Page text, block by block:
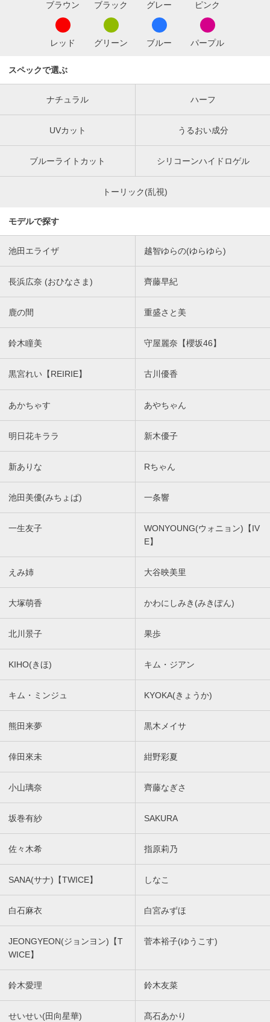
ブラウン ブラック グレー ピンク
レッド グリーン ブルー パープル
スペックで選ぶ
ナチュラル ハーフ
UVカット うるおい成分
ブルーライトカット シリコーンハイドロゲル
トーリック(乱視)
モデルで探す
池田エライザ 越智ゆらの(ゆらゆら)
長浜広奈 (おひなさま) 齊藤早紀
鹿の間 重盛さと美
鈴木瞳美 守屋麗奈【櫻坂46】
黒宮れい【REIRIE】 古川優香
あかちゃす あやちゃん
明日花キララ 新木優子
新ありな Rちゃん
池田美優(みちょぱ) 一条響
一生友子
WONYOUNG(ウォニョン)【IV
E】
えみ姉 大谷映美里
大塚萌香 かわにしみき(みきぽん)
北川景子 果歩
KIHO(きほ) キム・ジアン
キム・ミンジュ KYOKA(きょうか)
熊田来夢 黒木メイサ
倖田來未 紺野彩夏
小山璃奈 齊藤なぎさ
坂巻有紗 SAKURA
佐々木希 指原莉乃
SANA(サナ)【TWICE】 しなこ
白石麻衣 白宮みずほ
JEONGYEON(ジョンヨン)【T
WICE】
菅本裕子(ゆうこす)
鈴木愛理 鈴木友菜
せいせい(田向星華) 髙石あかり